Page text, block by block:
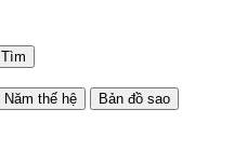
Tìm
Năm thế hệ
Bản đồ sao